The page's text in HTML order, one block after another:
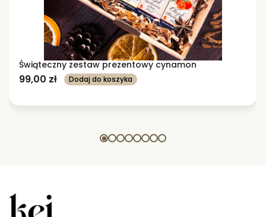
Świąteczny zestaw prezentowy cynamon
99,00 zł Dodaj do koszyka